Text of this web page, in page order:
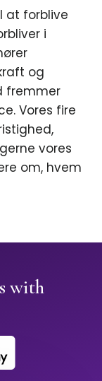
at forblive
i
og
fremmer
Vores fire
vores
om, hvem
with